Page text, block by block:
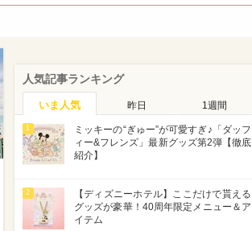
人気記事ランキング
いま人気 昨日 1週間
1
ミッキーの“ぎゅー”が可愛すぎ♪「ダッフ
ィー&フレンズ」最新グッズ第2弾【徹底
紹介】
2
【ディズニーホテル】ここだけで貰える
グッズが豪華！40周年限定メニュー＆ア
イテム